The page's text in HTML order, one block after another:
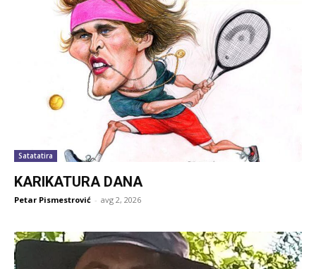
Satatatira
KARIKATURA DANA
Petar Pismestrović - avg 2, 2026